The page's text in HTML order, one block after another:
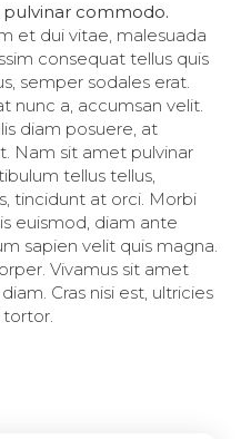
commodo.
et dui vitae, malesuada
consequat tellus quis
semper sodales erat.
nunc a, accumsan velit.
diam posuere, at
Nam sit amet pulvinar
tellus tellus,
tincidunt at orci. Morbi
euismod, diam ante
sapien velit quis magna.
Vivamus sit amet
Cras nisi est, ultricies
tortor.